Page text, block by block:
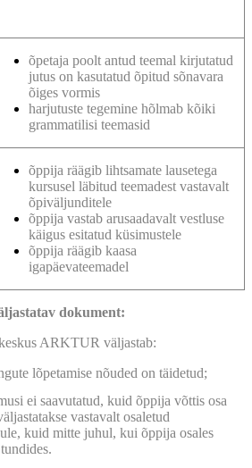
õpetaja poolt antud teemal kirjutatud
jutus on kasutatud õpitud sõnavara
õiges vormis
harjutuste tegemine hõlmab kõiki
grammatilisi teemasid
õppija räägib lihtsamate lausetega
kursusel läbitud teemadest vastavalt
õpiväljunditele
õppija vastab arusaadavalt vestluse
käigus esitatud küsimustele
õppija räägib kaasa
igapäevateemadel
dokument:
ARKTUR väljastab:
lõpetamise nõuded on täidetud;
ei saavutatud, kuid õppija võttis osa
vastavalt osaletud
kuid mitte juhul, kui õppija osales